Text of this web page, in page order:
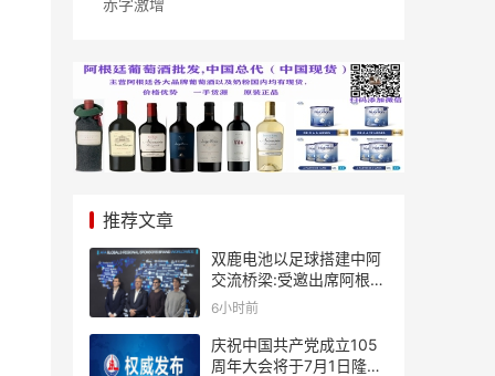
赤字激增
推荐文章
双鹿电池以足球搭建中阿
交流桥梁:受邀出席阿根廷
足协赞助商招待会！
6小时前
庆祝中国共产党成立105
周年大会将于7月1日隆重